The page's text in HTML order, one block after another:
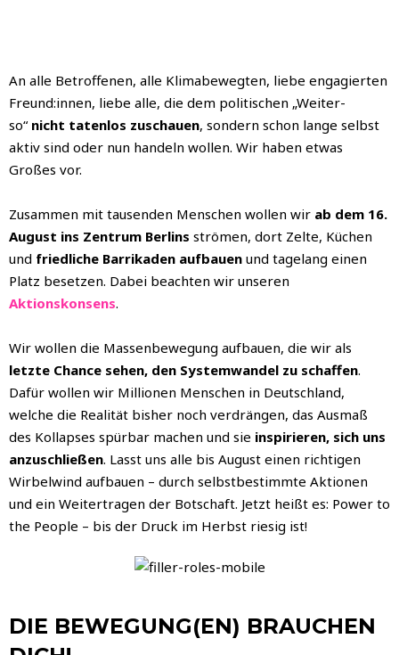
An alle Betroffenen, alle Klimabewegten, liebe engagierten
Freund:innen, liebe alle, die dem politischen „Weiter-
so“ nicht tatenlos zuschauen, sondern schon lange selbst
aktiv sind oder nun handeln wollen. Wir haben etwas
Großes vor.
Zusammen mit tausenden Menschen wollen wir ab dem 16.
August ins Zentrum Berlins strömen, dort Zelte, Küchen
und friedliche Barrikaden aufbauen und tagelang einen
Platz besetzen. Dabei beachten wir unseren
Aktionskonsens.
Wir wollen die Massenbewegung aufbauen, die wir als
letzte Chance sehen, den Systemwandel zu schaffen.
Dafür wollen wir Millionen Menschen in Deutschland,
welche die Realität bisher noch verdrängen, das Ausmaß
des Kollapses spürbar machen und sie inspirieren, sich uns
anzuschließen. Lasst uns alle bis August einen richtigen
Wirbelwind aufbauen – durch selbstbestimmte Aktionen
und ein Weitertragen der Botschaft. Jetzt heißt es: Power to
the People – bis der Druck im Herbst riesig ist!
DIE BEWEGUNG(EN) BRAUCHEN